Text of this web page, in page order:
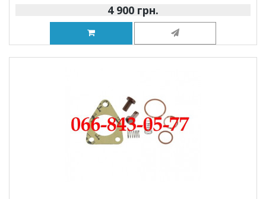
4 900 грн.